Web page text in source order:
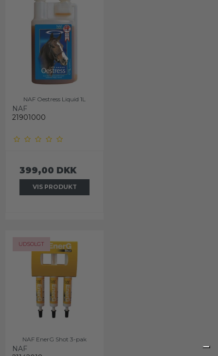
NAF Oestress Liquid 1L
NAF
21901000
399,00 DKK
VIS PRODUKT
UDSOLGT
NAF EnerG Shot 3-pak
NAF